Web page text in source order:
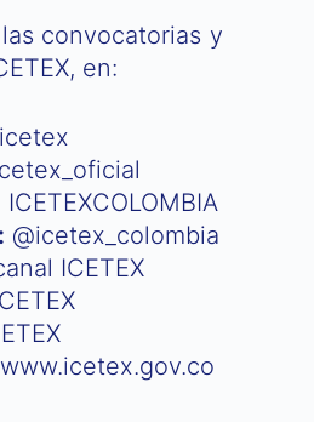
convocatorias y
en:
ICETEXCOLOMBIA
@icetex_colombia
ICETEX
www.icetex.gov.co